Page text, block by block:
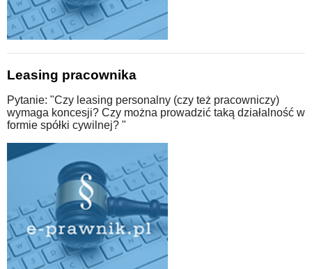
Leasing pracownika
Pytanie: "Czy leasing personalny (czy też pracowniczy)
wymaga koncesji? Czy można prowadzić taką działalność w
formie spółki cywilnej? "